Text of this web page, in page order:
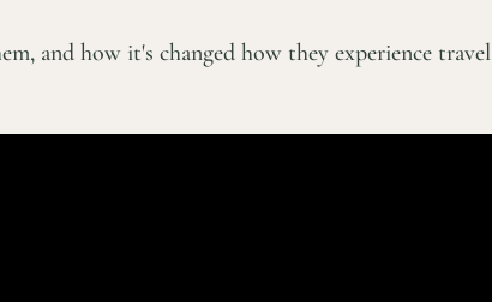
and how it's changed how they experience travel